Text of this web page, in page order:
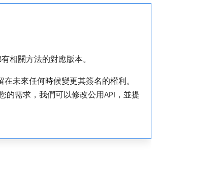
相關方法的對應版本。
未來任何時候變更其簽名的權利。
的需求，我們可以修改公用API，並提